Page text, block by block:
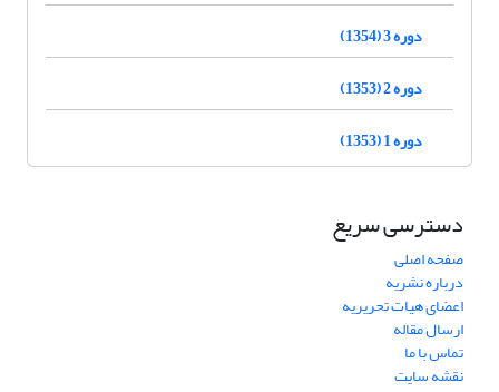
دوره 3 (1354)
دوره 2 (1353)
دوره 1 (1353)
دسترسی سریع
صفحه اصلی
درباره نشریه
اعضای هیات تحریریه
ارسال مقاله
تماس با ما
نقشه سایت